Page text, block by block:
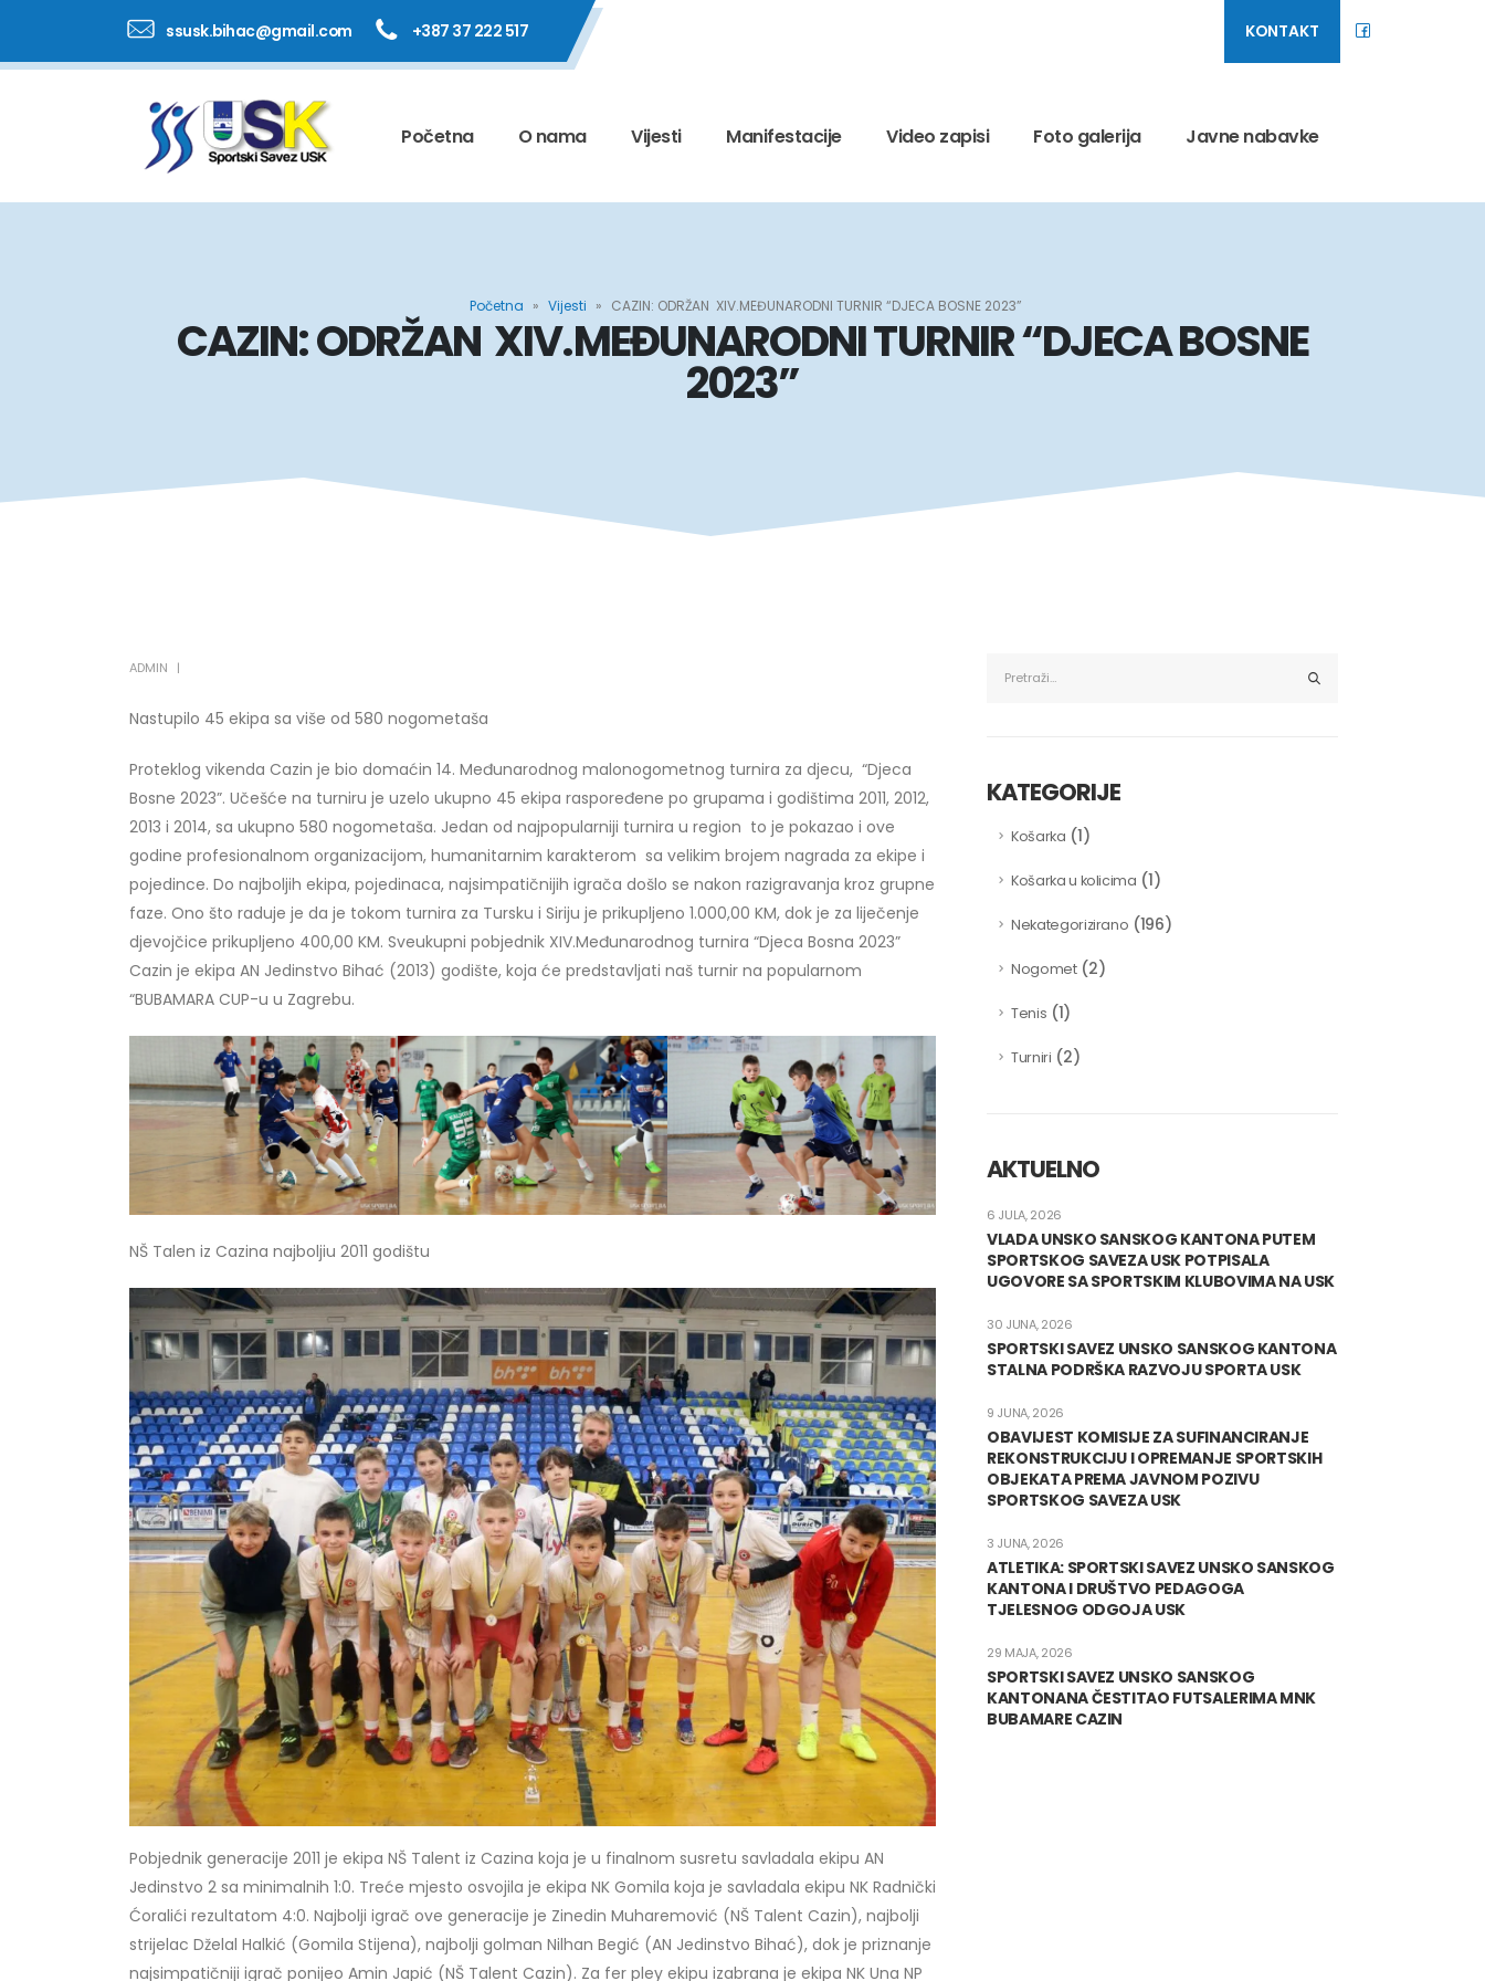
ssusk.bihac@gmail.com +387 37 222 517 KONTAKT
Početna O nama Vijesti Manifestacije Video zapisi Foto galerija Javne nabavke
Početna » Vijesti » CAZIN: ODRŽAN XIV.MEĐUNARODNI TURNIR “DJECA BOSNE 2023”
CAZIN: ODRŽAN XIV.MEĐUNARODNI TURNIR “DJECA BOSNE
2023”
ADMIN
Nastupilo 45 ekipa sa više od 580 nogometaša
Proteklog vikenda Cazin je bio domaćin 14. Međunarodnog malonogometnog turnira za djecu, “Djeca
Bosne 2023”. Učešće na turniru je uzelo ukupno 45 ekipa raspoređene po grupama i godištima 2011, 2012,
2013 i 2014, sa ukupno 580 nogometaša. Jedan od najpopularniji turnira u region to je pokazao i ove
godine profesionalnom organizacijom, humanitarnim karakterom sa velikim brojem nagrada za ekipe i
pojedince. Do najboljih ekipa, pojedinaca, najsimpatičnijih igrača došlo se nakon razigravanja kroz grupne
faze. Ono što raduje je da je tokom turnira za Tursku i Siriju je prikupljeno 1.000,00 KM, dok je za liječenje
djevojčice prikupljeno 400,00 KM. Sveukupni pobjednik XIV.Međunarodnog turnira “Djeca Bosna 2023”
Cazin je ekipa AN Jedinstvo Bihać (2013) godište, koja će predstavljati naš turnir na popularnom
“BUBAMARA CUP-u u Zagrebu.
NŠ Talen iz Cazina najboljiu 2011 godištu
Pobjednik generacije 2011 je ekipa NŠ Talent iz Cazina koja je u finalnom susretu savladala ekipu AN
Jedinstvo 2 sa minimalnih 1:0. Treće mjesto osvojila je ekipa NK Gomila koja je savladala ekipu NK Radnički
Ćoralići rezultatom 4:0. Najbolji igrač ove generacije je Zinedin Muharemović (NŠ Talent Cazin), najbolji
strijelac Dželal Halkić (Gomila Stijena), najbolji golman Nilhan Begić (AN Jedinstvo Bihać), dok je priznanje
najsimpatičniji igrač ponijeo Amin Japić (NŠ Talent Cazin). Za fer pley ekipu izabrana je ekipa NK Una NP
KATEGORIJE
Košarka (1)
Košarka u kolicima (1)
Nekategorizirano (196)
Nogomet(2)
Tenis (1)
Turniri (2)
AKTUELNO
VLADA UNSKO SANSKOG KANTONA PUTEM
SPORTSKOG SAVEZA USK POTPISALA
UGOVORE SA SPORTSKIM KLUBOVIMA NA USK
6 JULA, 2026
SPORTSKI SAVEZ UNSKO SANSKOG KANTONA
STALNA PODRŠKA RAZVOJU SPORTA USK
30 JUNA, 2026
OBAVIJEST KOMISIJE ZA SUFINANCIRANJE
REKONSTRUKCIJU I OPREMANJE SPORTSKIH
OBJEKATA PREMA JAVNOM POZIVU
SPORTSKOG SAVEZA USK
9 JUNA, 2026
ATLETIKA: SPORTSKI SAVEZ UNSKO SANSKOG
KANTONA I DRUŠTVO PEDAGOGA
TJELESNOG ODGOJA USK
3 JUNA, 2026
SPORTSKI SAVEZ UNSKO SANSKOG
KANTONANA ČESTITAO FUTSALERIMA MNK
BUBAMARE CAZIN
29 MAJA, 2026